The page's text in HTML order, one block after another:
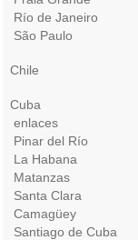
Río de Janeiro
São Paulo
Chile
Cuba
enlaces
Pinar del Río
La Habana
Matanzas
Santa Clara
Camagüey
Santiago de Cuba